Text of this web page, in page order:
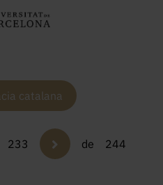
catalana
233 de 244